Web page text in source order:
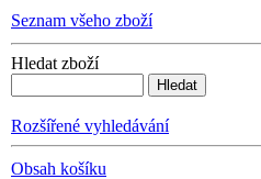
Seznam všeho zboží
Hledat zboží
Rozšířené vyhledávání
Obsah košíku